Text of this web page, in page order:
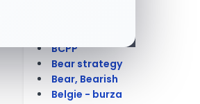
BCPP
Bear strategy
Bear, Bearish
Belgie - burza